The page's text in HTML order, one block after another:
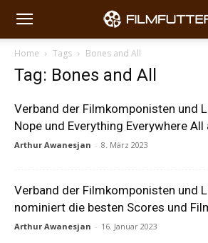
Home Tags Bones and All
Tag: Bones and All
Verband der Filmkomponisten und
Nope und Everything Everywhere All
Arthur Awanesjan - 8. März 2023
Verband der Filmkomponisten und
nominiert die besten Scores und
Arthur Awanesjan - 16. Januar 2023